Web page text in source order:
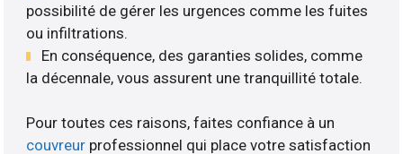
possibilité de gérer les urgences comme les fuites
ou infiltrations.
En conséquence, des garanties solides, comme
la décennale, vous assurent une tranquillité totale.
Pour toutes ces raisons, faites confiance à un
couvreur professionnel qui place votre satisfaction